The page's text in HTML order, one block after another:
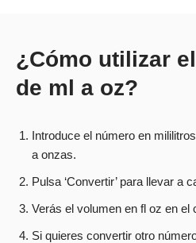
¿Cómo utilizar
de ml a oz?
Introduce el número en
a onzas.
Pulsa ‘Convertir’ para llevar a
Verás el volumen en fl oz en el
Si quieres convertir otro